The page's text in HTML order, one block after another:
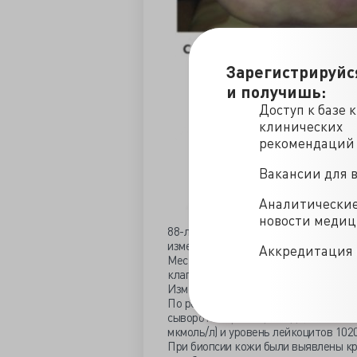
и получишь:
Доступ к базе
клинических
рекомендаций
Вакансии для
новости
Аккредитация
88-летний пожилой мужчина с
изменение окраски кожных
Месяц ранее перенес
клапана(TAVR).
Изменение цвета кожи (фото A и B)
По результатам лабораторных
сыворотки крови 2,8 мг/
мкмоль/л) и уровень лейкоцитов
При биопсии кожи были выявлены